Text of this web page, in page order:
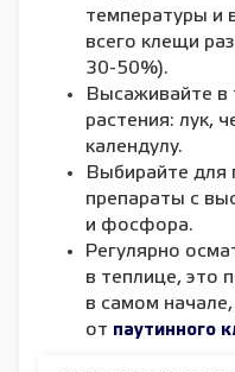
температуры и
всего клещи
30-50%).
Высаживайте в
растения: лук,
календулу.
Выбирайте для
препараты с
и фосфора.
Регулярно
в теплице, это
в самом
от паутинного